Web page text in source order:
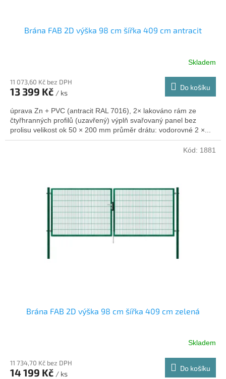
Brána FAB 2D výška 98 cm šířka 409 cm antracit
Skladem
11 073,60 Kč bez DPH
13 399 Kč / ks
Do košíku
úprava Zn + PVC (antracit RAL 7016), 2× lakováno rám ze
čtyřhranných profilů (uzavřený) výplň svařovaný panel bez
prolisu velikost ok 50 × 200 mm průměr drátu: vodorovné 2 ×...
Brána FAB 2D výška 98 cm šířka 409 cm zelená
Skladem
11 734,70 Kč bez DPH
14 199 Kč / ks
Do košíku
Kód: 1881